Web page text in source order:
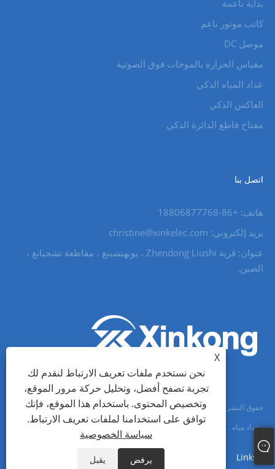
بداية ناعمة
كاتب موتور ناعم
موصل DC
مقياس الحرارة بالموجات فوق الصوتية
عداد المياه الذكي
العاكس الذكي
مفتاح قاطع الدائرة الذكي
اتصل بنا
هاتف: +86-18806877768
بريد إلكتروني: christine@xinkelec.com
عنوان: قرية Zhendong Liushi ، يويهتشينغ ، مقاطعة تشجيانغ ،
الصين.
حقوق النشر © 2023 Wenzhou Xinkong Imp & exp Co.، Ltd. - بادئ تشغيل ناعم
، عداد مياه ، عداد مياه فوق صوتي - جميع الحقوق محفوظة.
Links
XML سياسة الخصوصية
X
نحن نستخدم ملفات تعريف الارتباط لنقدم لك
تجربة تصفح أفضل، وتحليل حركة مرور الموقع،
وتخصيص المحتوى. باستخدام هذا الموقع، فإنك
توافق على استخدامنا لملفات تعريف الارتباط.
سياسة الخصوصية
يرفض يقبل